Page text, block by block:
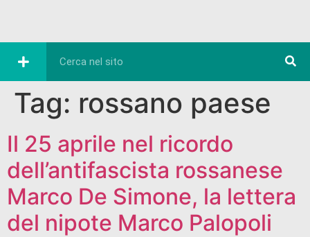
Tag: rossano paese
Il 25 aprile nel ricordo
dell’antifascista rossanese
Marco De Simone, la lettera
del nipote Marco Palopoli